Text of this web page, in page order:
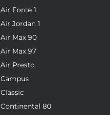
Air Force 1
Air Jordan 1
Air Max 90
Air Max 97
Air Presto
Campus
Classic
Continental 80